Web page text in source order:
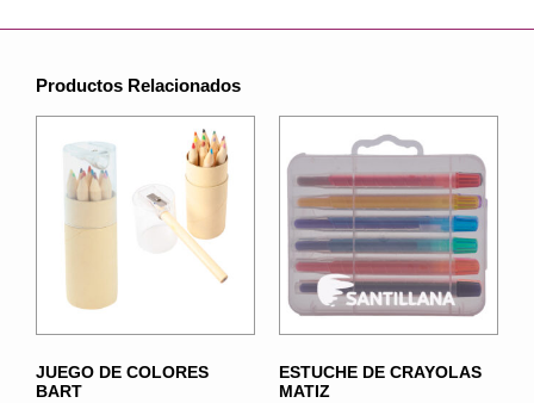
Productos Relacionados
JUEGO DE COLORES
BART
ESTUCHE DE CRAYOLAS
MATIZ